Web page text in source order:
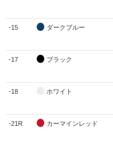
-15 ダークブルー
-17 ブラック
-18 ホワイト
-21R カーマインレッド